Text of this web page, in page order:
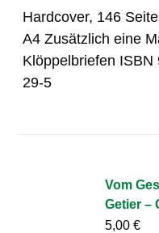
Hardcover, 146
A4 Zusätzlich eine
Klöppelbriefen ISBN
29-5
Vom
Getier –
5,00€